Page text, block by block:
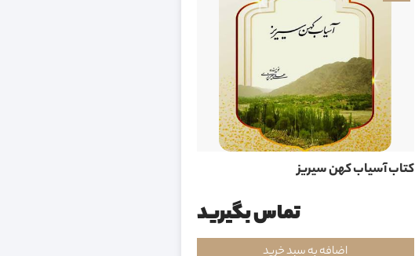
کتاب آسیاب کهن سیریز
تماس بگیرید
اضافه به سبد خرید